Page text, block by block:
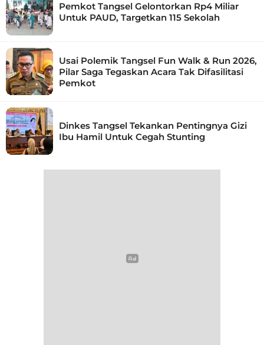
Pemkot Tangsel Gelontorkan Rp4 Miliar
Untuk PAUD, Targetkan 115 Sekolah
Usai Polemik Tangsel Fun Walk & Run 2026,
Pilar Saga Tegaskan Acara Tak Difasilitasi
Pemkot
Dinkes Tangsel Tekankan Pentingnya Gizi
Ibu Hamil Untuk Cegah Stunting